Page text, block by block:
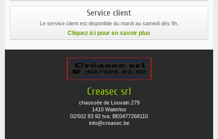
Service client
Le service client est disponible du mardi au samedi dès 9h.
Cliquez ici pour en savoir plus
Creasec srl
chaussée de Louvain 279
1410 Waterloo
02/502 83 92 tva: BE0477268110
info@creasec.be